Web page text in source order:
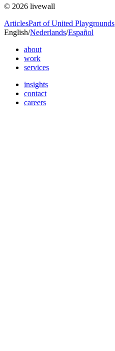
© 2026 livewall
ArticlesPart of United Playgrounds
English/Nederlands/Español
about
work
services
insights
contact
careers